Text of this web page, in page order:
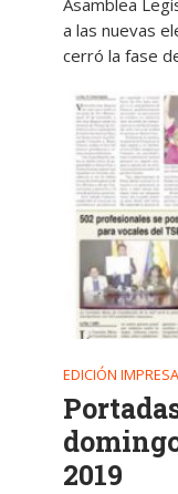
Asamblea
a las nuevas
cerró la fase
EDICIÓN IMPRESA
2019